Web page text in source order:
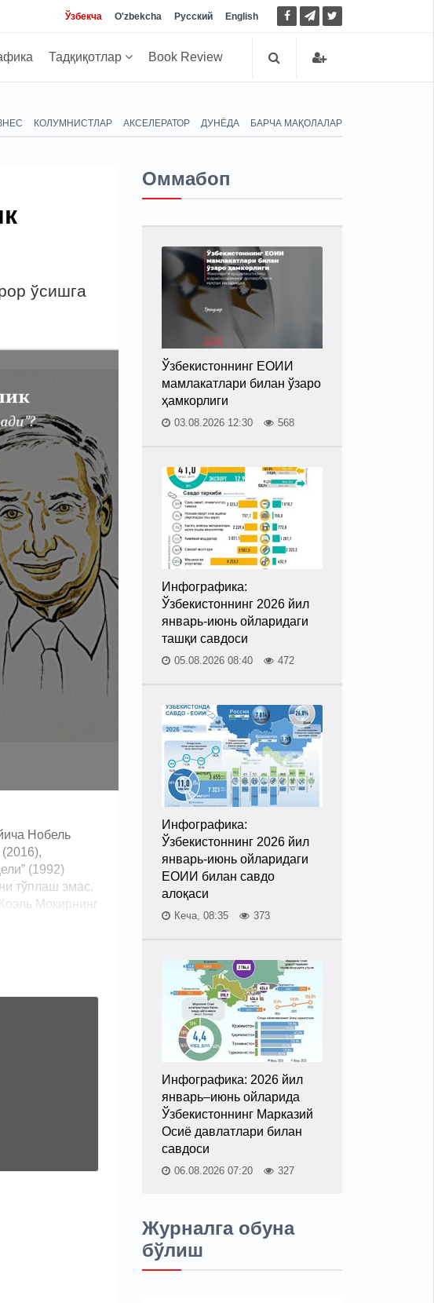
Ўзбекча O'zbekcha Русский English
Тадқиқотлар Book Review
КОЛУМНИСТЛАР АКСЕЛЕРАТОР ДУНЁДА БАРЧА МАҚОЛАЛАР
ўсишга
Нобель
(1992)
тўплаш эмас,
Мокирнинг
Оммабоп
Ўзбекистоннинг ЕОИИ
мамлакатлари билан ўзаро
ҳамкорлиги
03.08.2026 12:30 568
Инфографика:
Ўзбекистоннинг 2026 йил
январь-июнь ойларидаги
ташқи савдоси
05.08.2026 08:40 472
Инфографика:
Ўзбекистоннинг 2026 йил
январь-июнь ойларидаги
ЕОИИ билан савдо
алоқаси
Кеча, 08:35 373
Инфографика: 2026 йил
январь–июнь ойларида
Ўзбекистоннинг Марказий
Осиё давлатлари билан
савдоси
06.08.2026 07:20 327
Журналга обуна
бўлиш